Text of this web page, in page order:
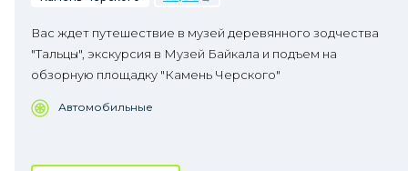
Вас ждет путешествие в музей деревянного зодчества
"Тальцы", экскурсия в Музей Байкала и подъем на
обзорную площадку "Камень Черского"
Автомобильные